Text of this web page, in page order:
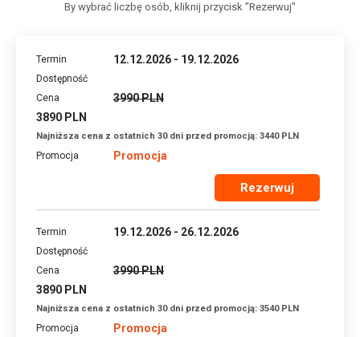
By wybrać liczbę osób, kliknij przycisk "Rezerwuj"
12.12.2026 - 19.12.2026
3990 PLN
3890 PLN
Najniższa cena z ostatnich 30 dni przed promocją: 3440 PLN
Promocja
Rezerwuj
19.12.2026 - 26.12.2026
3990 PLN
3890 PLN
Najniższa cena z ostatnich 30 dni przed promocją: 3540 PLN
Promocja